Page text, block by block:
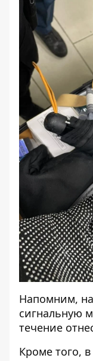
Напомним,
сигнальную
течение
Кроме того,